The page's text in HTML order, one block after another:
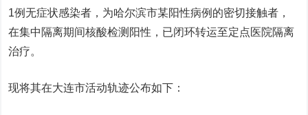
1例无症状感染者，为哈尔滨市某阳性病例的密切接触者，
在集中隔离期间核酸检测阳性，已闭环转运至定点医院隔离
治疗。
现将其在大连市活动轨迹公布如下：